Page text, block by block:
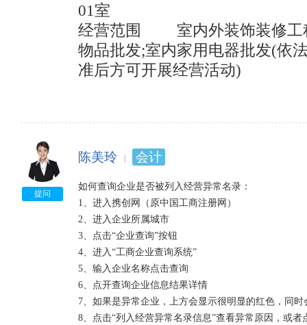
01室
经营范围	        室内外装饰装修工程;室内设施维修服务;室内装饰
物品批发;室内家用电器批发(依
准后方可开展经营活动)
提问
陈美玲 会计
如何查询企业是否被列入经营异常名录：
1、进入携创网（原中国工商注册网）
2、进入企业所属城市
3、点击“企业查询”按钮
4、进入“工商企业查询系统”
5、输入企业名称点击查询
6、点开查询企业信息结果详情
7、如果是异常企业，上方会显示很明显的红色，同
8、点击“列入经营异常名录信息”查看异常原因，或